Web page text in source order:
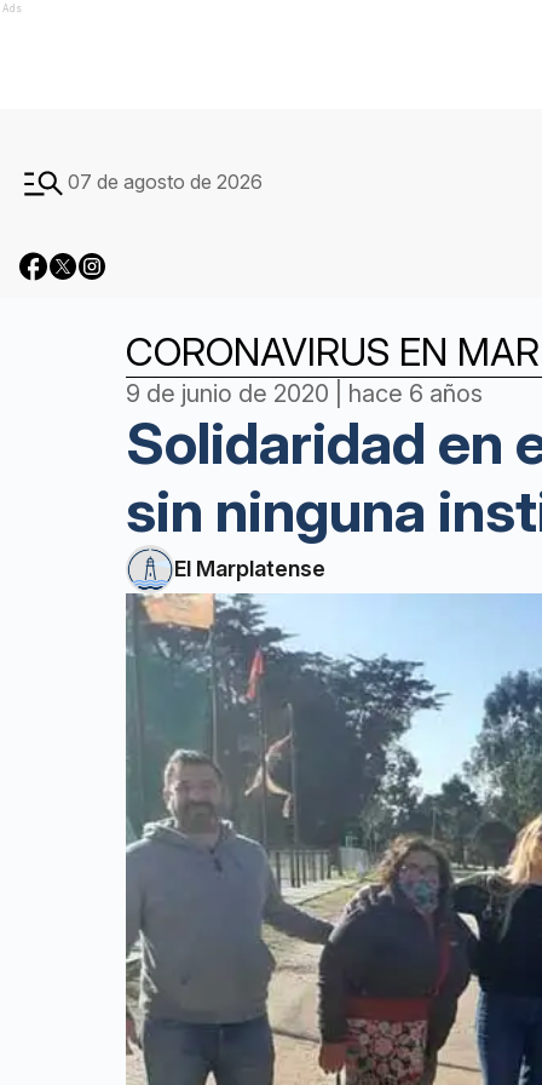
Ads
07 de agosto de 2026
CORONAVIRUS EN
9 de junio de 2020 | hace 6 años
Solidaridad en
sin ninguna
El Marplatense